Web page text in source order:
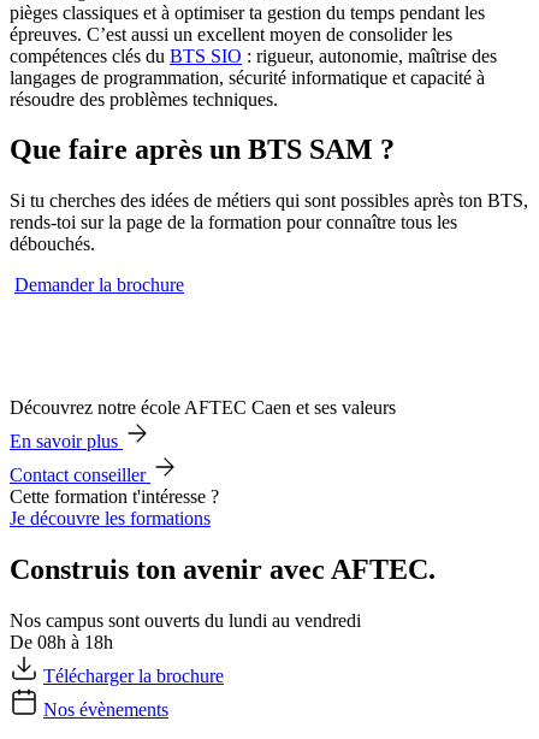
pièges classiques et à optimiser ta gestion du temps pendant les
épreuves. C’est aussi un excellent moyen de consolider les
compétences clés du BTS SIO : rigueur, autonomie, maîtrise des
langages de programmation, sécurité informatique et capacité à
résoudre des problèmes techniques.
Que faire après un BTS SAM ?
Si tu cherches des idées de métiers qui sont possibles après ton BTS,
rends-toi sur la page de la formation pour connaître tous les
débouchés.
Demander la brochure
Découvrez notre école AFTEC Caen et ses valeurs
En savoir plus
Contact conseiller
Cette formation t'intéresse ?
Je découvre les formations
Construis ton avenir avec AFTEC.
Nos campus sont ouverts du lundi au vendredi
De 08h à 18h
Télécharger la brochure
Nos évènements